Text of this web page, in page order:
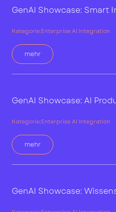
GenAI Showcase: Smart
Kategorie:Enterprise AI Integration
mehr
GenAI Showcase: AI
Kategorie:Enterprise AI Integration
mehr
GenAI Showcase: